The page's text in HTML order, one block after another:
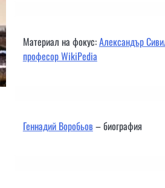
Материал на фокус:Александър
професор WikiPedia
Геннадий Воробьов– биография